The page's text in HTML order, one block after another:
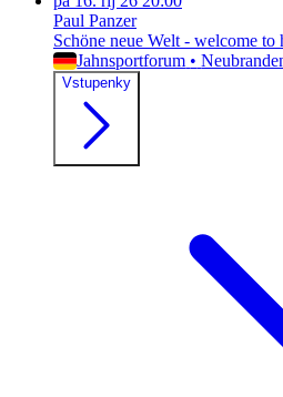
Paul Panzer
Schöne neue Welt - welcome to
Jahnsportforum •
Vstupenky